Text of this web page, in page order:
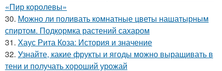
«Пир королевы»
30. Можно ли поливать комнатные цветы нашатырным
спиртом. Подкормка растений сахаром
31. Хаус Рита Коза: История и значение
32. Узнайте, какие фрукты и ягоды можно выращивать в
тени и получать хороший урожай